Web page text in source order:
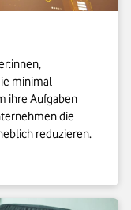
minimal
ihre Aufgaben
die
reduzieren.